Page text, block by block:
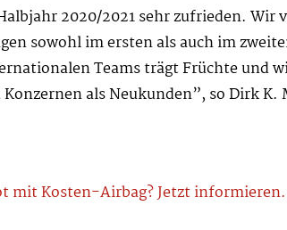
2020/2021 sehr zufrieden. Wir
sowohl im ersten als auch im
Teams trägt Früchte und
als Neukunden”, so Dirk K.
mit Kosten-Airbag? Jetzt informieren.